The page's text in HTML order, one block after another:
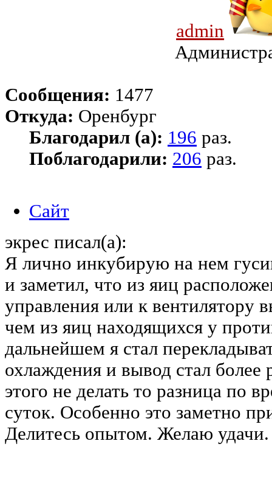
admin
Сообщения: 1477
Откуда: Оренбург
Благодарил (а): 196 раз.
Поблагодарили: 206 раз.
Сайт
экрес писал(а):
Я лично инкубирую на нем
и заметил, что из яиц
управления или к вентилятору
чем из яиц находящихся у
дальнейшем я стал
охлаждения и вывод стал
этого не делать то разница по
суток. Особенно это заметно
Делитесь опытом. Желаю удачи.